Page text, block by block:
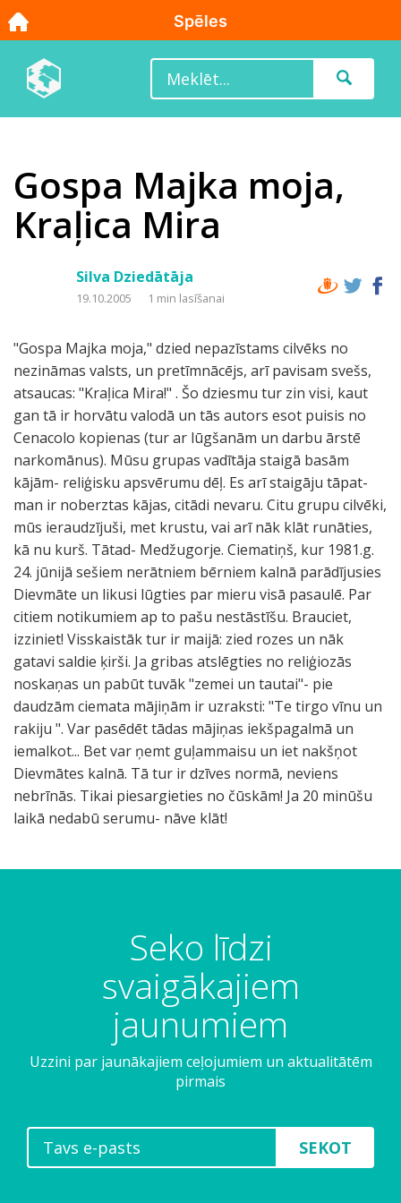
Gospa Majka moja,
Kraļica Mira
Silva Dziedātāja
19.10.2005 1 min lasīšanai
"Gospa Majka moja," dzied nepazīstams cilvēks no
nezināmas valsts, un pretīmnācējs, arī pavisam svešs,
atsaucas: "Kraļica Mira!" . Šo dziesmu tur zin visi, kaut
gan tā ir horvātu valodā un tās autors esot puisis no
Cenacolo kopienas (tur ar lūgšanām un darbu ārstē
narkomānus). Mūsu grupas vadītāja staigā basām
kājām- reliģisku apsvērumu dēļ. Es arī staigāju tāpat-
man ir noberztas kājas, citādi nevaru. Citu grupu cilvēki,
mūs ieraudzījuši, met krustu, vai arī nāk klāt runāties,
kā nu kurš. Tātad- Medžugorje. Ciematiņš, kur 1981.g.
24. jūnijā sešiem nerātniem bērniem kalnā parādījusies
Dievmāte un likusi lūgties par mieru visā pasaulē. Par
citiem notikumiem ap to pašu nestāstīšu. Brauciet,
izziniet! Visskaistāk tur ir maijā: zied rozes un nāk
gatavi saldie ķirši. Ja gribas atslēgties no reliģiozās
noskaņas un pabūt tuvāk "zemei un tautai"- pie
daudzām ciemata mājiņām ir uzraksti: "Te tirgo vīnu un
rakiju ". Var pasēdēt tādas mājiņas iekšpagalmā un
iemalkot... Bet var ņemt guļammaisu un iet nakšņot
Dievmātes kalnā. Tā tur ir dzīves normā, neviens
nebrīnās. Tikai piesargieties no čūskām! Ja 20 minūšu
laikā nedabū serumu- nāve klāt!
Seko līdzi
svaigākajiem
jaunumiem
Uzzini par jaunākajiem ceļojumiem un aktualitātēm
pirmais
SEKOT